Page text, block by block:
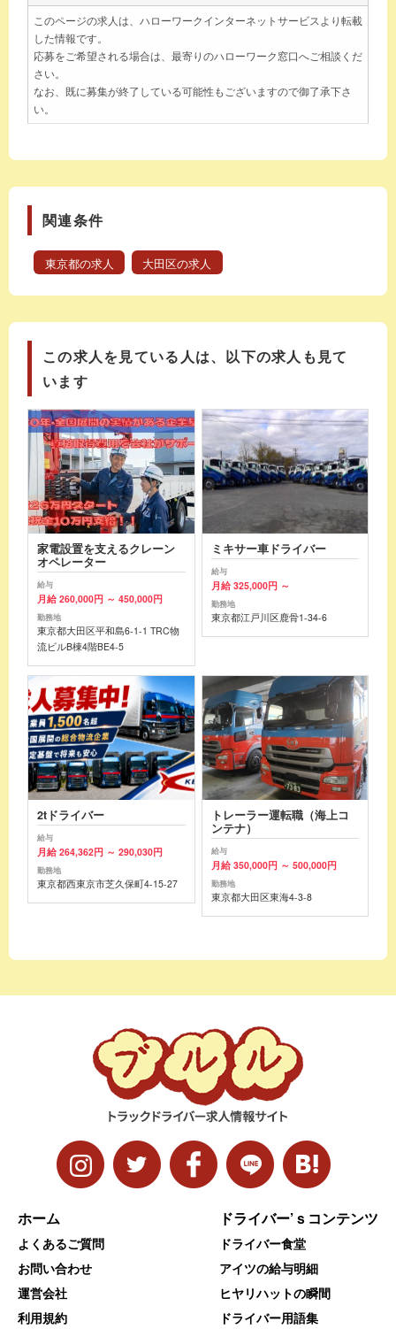
このページの求人は、ハローワークインターネットサービスより転載
した情報です。
応募をご希望される場合は、最寄りのハローワーク窓口へご相談くだ
さい。
なお、既に募集が終了している可能性もございますので御了承下さ
い。
関連条件
東京都の求人 大田区の求人
この求人を見ている人は、以下の求人も見て
います
家電設置を支えるクレーン
オペレーター
給与
月給 260,000円 ～ 450,000円
勤務地
東京都大田区平和島6-1-1 TRC物
流ビルB棟4階BE4-5
ミキサー車ドライバー
給与
月給 325,000円 ～
勤務地
東京都江戸川区鹿骨1-34-6
2tドライバー
給与
月給 264,362円 ～ 290,030円
勤務地
東京都西東京市芝久保町4-15-27
トレーラー運転職（海上コ
ンテナ）
給与
月給 350,000円 ～ 500,000円
勤務地
東京都大田区東海4-3-8
ホーム
よくあるご質問
お問い合わせ
運営会社
利用規約
ドライバー’ｓコンテンツ
ドライバー食堂
アイツの給与明細
ヒヤリハットの瞬間
ドライバー用語集